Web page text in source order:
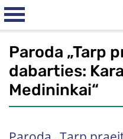
Paroda „Tarp
dabarties:
Medininkai“